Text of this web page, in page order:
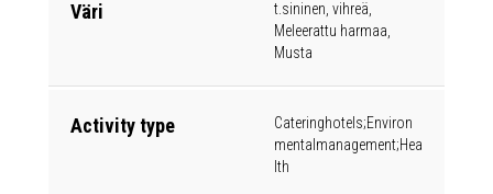
Väri
t.sininen, vihreä,
Meleerattu harmaa,
Musta
Activity type
Cateringhotels;Environ
mentalmanagement;Hea
lth